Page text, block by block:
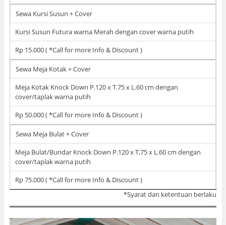
Sewa Kursi Susun + Cover
Kursi Susun Futura warna Merah dengan cover warna putih
Rp 15.000 ( *Call for more Info & Discount )
Sewa Meja Kotak + Cover
Meja Kotak Knock Down P.120 x T.75 x L.60 cm dengan
cover/taplak warna putih
Rp 50.000 ( *Call for more Info & Discount )
Sewa Meja Bulat + Cover
Meja Bulat/Bundar Knock Down P.120 x T.75 x L.60 cm dengan
cover/taplak warna putih
Rp 75.000 ( *Call for more Info & Discount )
*Syarat dan ketentuan berlaku